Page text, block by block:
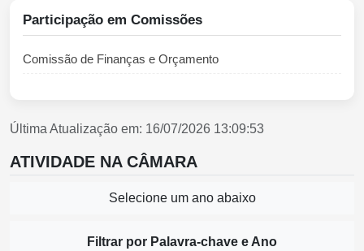
Participação em Comissões
Comissão de Finanças e Orçamento
Última Atualização em: 16/07/2026 13:09:53
ATIVIDADE NA CÂMARA
Selecione um ano abaixo
Filtrar por Palavra-chave e Ano